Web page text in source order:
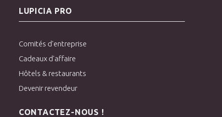
LUPICIA PRO
Comités d'entreprise
Cadeaux d'affaire
Hôtels & restaurants
Devenir revendeur
CONTACTEZ-NOUS !